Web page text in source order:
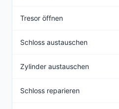
Tresor öffnen
Schloss austauschen
Zylinder austauschen
Schloss reparieren